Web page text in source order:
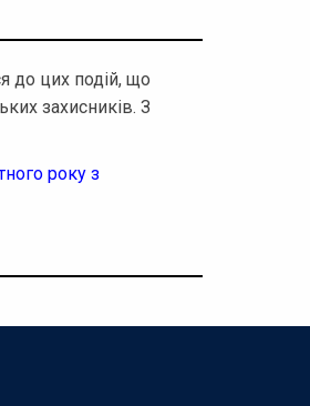
до цих подій, що
захисників. З
року з